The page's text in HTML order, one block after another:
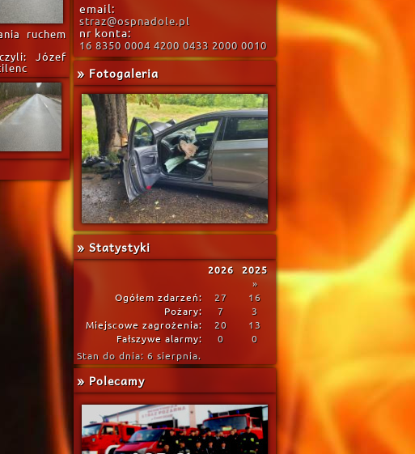
ruchem
Józef
email:
straz@ospnadole.pl
nr konta:
16 8350 0004 4200 0433 2000 0010
» Fotogaleria
» Statystyki
2026
2025
»
Ogółem zdarzeń:
27
16
Pożary:
7
3
Miejscowe zagrożenia:
20
13
Fałszywe alarmy:
0
0
Stan do dnia: 6 sierpnia.
» Polecamy